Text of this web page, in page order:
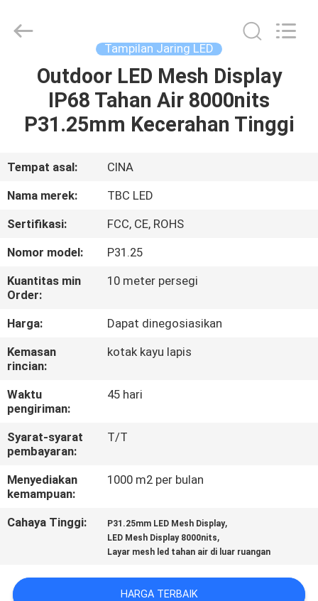
RUMAH
PRODUK
TAMPILAN
VR
TENTANG
KAMI
TUR
PABRIK
KONTROL
KUALITAS
BERITA
PETA
SITUS
PRIBADI
Limited.
Tampilan Jaring LED
Outdoor LED Mesh Display
IP68 Tahan Air 8000nits
P31.25mm Kecerahan Tinggi
Tempat asal:
CINA
Nama merek:
TBC LED
Sertifikasi:
FCC, CE, ROHS
Nomor model:
P31.25
Kuantitas min
Order:
10 meter persegi
Harga:
Dapat dinegosiasikan
Kemasan
rincian:
kotak kayu lapis
Waktu
pengiriman:
45 hari
Syarat-syarat
pembayaran:
T/T
Menyediakan
kemampuan:
1000 m2 per bulan
Cahaya Tinggi: P31.25mm LED Mesh Display,
LED Mesh Display 8000nits,
Layar mesh led tahan air di luar ruangan
HARGA TERBAIK